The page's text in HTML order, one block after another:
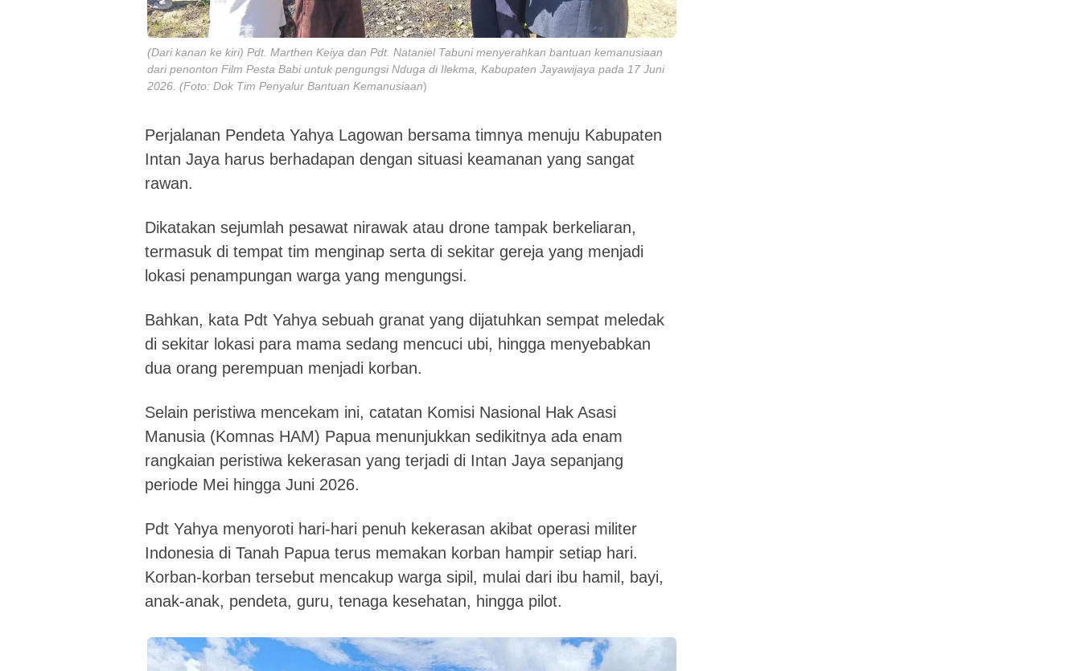
(Dari kanan ke kiri) Pdt. Marthen Keiya dan Pdt. Nataniel Tabuni menyerahkan bantuan kemanusiaan
dari penonton Film Pesta Babi untuk pengungsi Nduga di Ilekma, Kabupaten Jayawijaya pada 17 Juni
2026. (Foto: Dok Tim Penyalur Bantuan Kemanusiaan)
Perjalanan Pendeta Yahya Lagowan bersama timnya menuju Kabupaten
Intan Jaya harus berhadapan dengan situasi keamanan yang sangat
rawan.
Dikatakan sejumlah pesawat nirawak atau drone tampak berkeliaran,
termasuk di tempat tim menginap serta di sekitar gereja yang menjadi
lokasi penampungan warga yang mengungsi.
Bahkan, kata Pdt Yahya sebuah granat yang dijatuhkan sempat meledak
di sekitar lokasi para mama sedang mencuci ubi, hingga menyebabkan
dua orang perempuan menjadi korban.
Selain peristiwa mencekam ini, catatan Komisi Nasional Hak Asasi
Manusia (Komnas HAM) Papua menunjukkan sedikitnya ada enam
rangkaian peristiwa kekerasan yang terjadi di Intan Jaya sepanjang
periode Mei hingga Juni 2026.
Pdt Yahya menyoroti hari-hari penuh kekerasan akibat operasi militer
Indonesia di Tanah Papua terus memakan korban hampir setiap hari.
Korban-korban tersebut mencakup warga sipil, mulai dari ibu hamil, bayi,
anak-anak, pendeta, guru, tenaga kesehatan, hingga pilot.